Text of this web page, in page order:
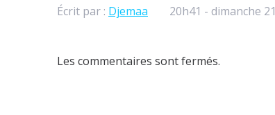
Écrit par : Djemaa 20h41 - dimanche 21
Les commentaires sont fermés.